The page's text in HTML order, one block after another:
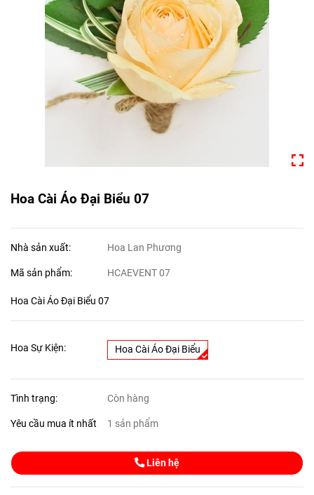
Hoa Cài Áo Đại Biểu 07
Nhà sản xuất: Hoa Lan Phương
Mã sản phẩm: HCAEVENT 07
Hoa Cài Áo Đại Biểu 07
Hoa Sự Kiện: Hoa Cài Áo Đại Biểu
Tình trạng: Còn hàng
Yêu cầu mua ít nhất 1 sản phẩm
Liên hệ